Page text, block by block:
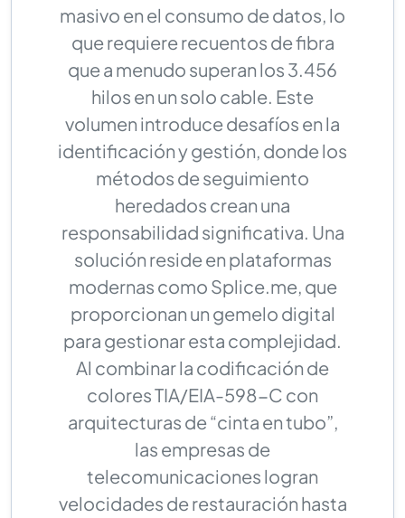
masivo en el consumo de datos, lo
que requiere recuentos de fibra
que a menudo superan los 3.456
hilos en un solo cable. Este
volumen introduce desafíos en la
identificación y gestión, donde los
métodos de seguimiento
heredados crean una
responsabilidad significativa. Una
solución reside en plataformas
modernas como Splice.me, que
proporcionan un gemelo digital
para gestionar esta complejidad.
Al combinar la codificación de
colores TIA/EIA-598-C con
arquitecturas de “cinta en tubo”,
las empresas de
telecomunicaciones logran
velocidades de restauración hasta